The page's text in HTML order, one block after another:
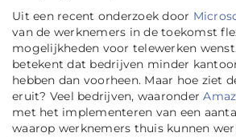
Uit een recent onderzoek door
van de werknemers in de toekomst
mogelijkheden voor telewerken
betekent dat bedrijven minder
hebben dan voorheen. Maar hoe ziet
eruit? Veel bedrijven, waaronder
met het implementeren van een
waarop werknemers thuis kunnen